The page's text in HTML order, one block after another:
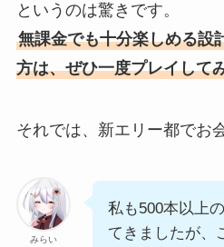
というのは驚きです。
無課金でも十分楽しめる設
方は、ぜひ一度プレイして
それでは、新エリー都でお
みらい
私も500本以上
てきましたが、